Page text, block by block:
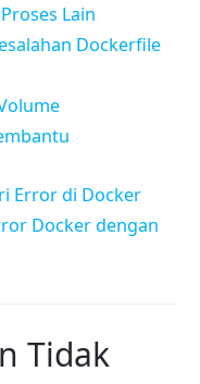
Lain
Dockerfile
Error di Docker
Docker dengan
Tidak